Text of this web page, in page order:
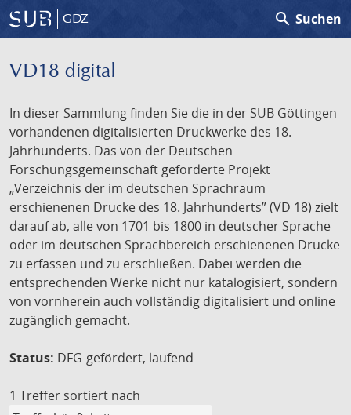
GDZ search Suchen
VD18 digital
In dieser Sammlung finden Sie die in der SUB Göttingen
vorhandenen digitalisierten Druckwerke des 18.
Jahrhunderts. Das von der Deutschen
Forschungsgemeinschaft geförderte Projekt
„Verzeichnis der im deutschen Sprachraum
erschienenen Drucke des 18. Jahrhunderts” (VD 18) zielt
darauf ab, alle von 1701 bis 1800 in deutscher Sprache
oder im deutschen Sprachbereich erschienenen Drucke
zu erfassen und zu erschließen. Dabei werden die
entsprechenden Werke nicht nur katalogisiert, sondern
von vornherein auch vollständig digitalisiert und online
zugänglich gemacht.
Status: DFG-gefördert, laufend
1 Treffer sortiert nach